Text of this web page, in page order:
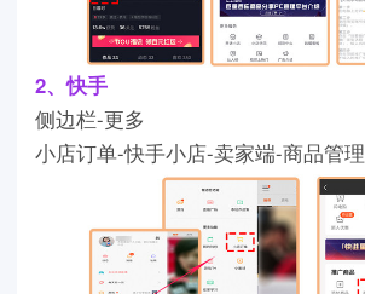
2、快手
侧边栏-更多
小店订单-快手小店-卖家端-商品管理